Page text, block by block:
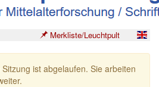
Merkliste/Leuchtpult
ist abgelaufen. Sie arbeiten